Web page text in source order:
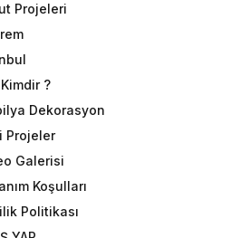
Projeleri
?
Dekorasyon
Projeler
Galerisi
Koşulları
Politikası